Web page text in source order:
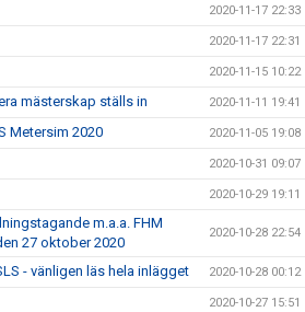
2020-11-17 22:33
2020-11-17 22:31
2020-11-15 10:22
mästerskap ställs in 2020-11-11 19:41
Metersim 2020 2020-11-05 19:08
2020-10-31 09:07
2020-10-29 19:11
m.a.a. FHM
27 oktober 2020
2020-10-28 22:54
- vänligen läs hela inlägget 2020-10-28 00:12
2020-10-27 15:51